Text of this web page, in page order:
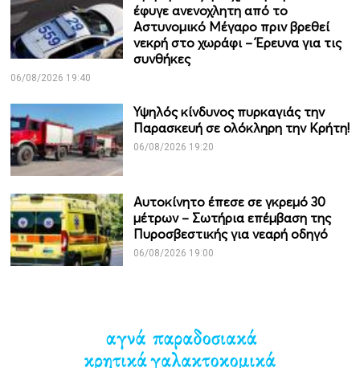
έφυγε ανενοχλητη από το
Αστυνομικό Μέγαρο πριν βρεθεί
νεκρή στο χωράφι – Έρευνα για τις
συνθήκες
06/08/2026 19:40
Υψηλός κίνδυνος πυρκαγιάς την
Παρασκευή σε ολόκληρη την Κρήτη!
06/08/2026 19:20
Αυτοκίνητο έπεσε σε γκρεμό 30
μέτρων – Σωτήρια επέμβαση της
Πυροσβεστικής για νεαρή οδηγό
06/08/2026 19:00